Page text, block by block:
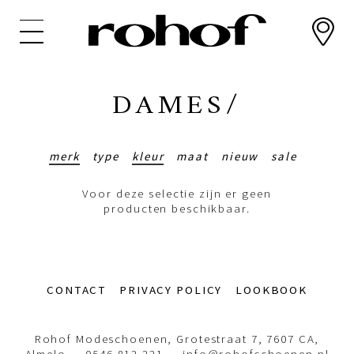
DAMES/
merk type kleur maat nieuw sale
Voor deze selectie zijn er geen
producten beschikbaar.
Footer-CONTACT PRIVACY POLICY LOOKBOOK
Rohof Modeschoenen, Grotestraat 7, 7607 CA,